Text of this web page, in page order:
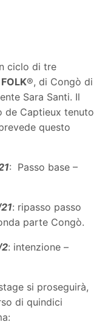
ciclo di tre
®, di Congò di
Sara Santi. Il
de Captieux tenuto
questo
: Passo base –
: ripasso passo
parte Congò.
: intenzione –
si proseguirà,
di quindici